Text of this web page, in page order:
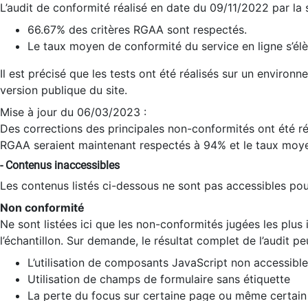
L’audit de conformité réalisé en date du 09/11/2022 par
66.67% des critères RGAA sont respectés.
Le taux moyen de conformité du service en ligne
Il est précisé que les tests ont été réalisés sur un
version publique du site.
Mise à jour du 06/03/2023 :
Des corrections des principales non-conformités ont été
RGAA seraient maintenant respectés à 94% et le taux
- Contenus inaccessibles
Les contenus listés ci-dessous ne sont pas accessibles
Non conformité
Ne sont listées ici que les non-conformités jugées les
l’échantillon. Sur demande, le résultat complet de l’audit
L’utilisation de composants JavaScript non
Utilisation de champs de formulaire sans étiquette
La perte du focus sur certaine page ou même